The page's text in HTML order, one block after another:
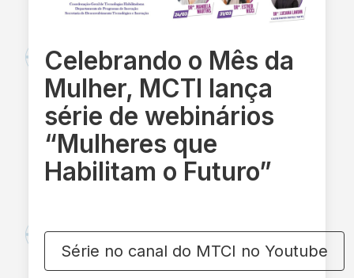
Celebrando o Mês da
Mulher, MCTI lança
série de webinários
“Mulheres que
Habilitam o Futuro”
Série no canal do MTCI no Youtube